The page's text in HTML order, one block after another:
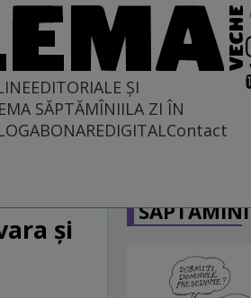
EDITORIALE ȘI
SĂPTĂMÎNIILA ZI ÎN
ABONAREDIGITALContact
şi